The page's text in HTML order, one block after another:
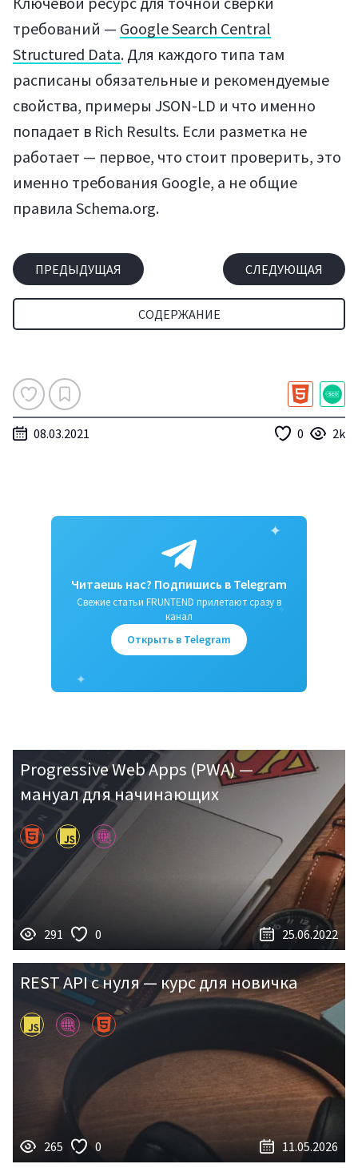
требований — Google Search Central
Structured Data. Для каждого типа там
расписаны обязательные и рекомендуемые
свойства, примеры JSON-LD и что именно
попадает в Rich Results. Если разметка не
работает — первое, что стоит проверить, это
именно требования Google, а не общие
правила Schema.org.
ПРЕДЫДУЩАЯ СЛЕДУЮЩАЯ
СОДЕРЖАНИЕ
08.03.2021 0 2k
✦
✦
✧
Читаешь нас? Подпишись в Telegram
Свежие статьи FRUNTEND прилетают сразу в
канал
Открыть в Telegram
Progressive Web Apps (PWA) —
мануал для начинающих
291 0 25.06.2022
REST API с нуля — курс для новичка
265 0 11.05.2026